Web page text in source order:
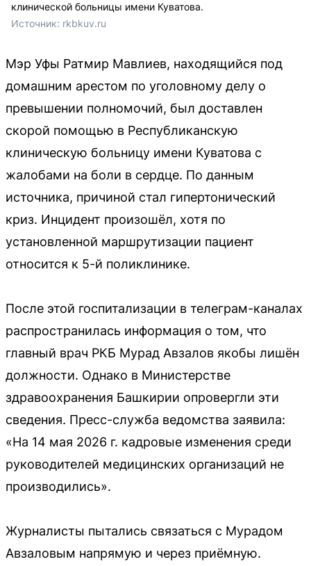
клинической больницы имени Куватова.
Источник: rkbkuv.ru
Мэр Уфы Ратмир Мавлиев, находящийся под
домашним арестом по уголовному делу о
превышении полномочий, был доставлен
скорой помощью в Республиканскую
клиническую больницу имени Куватова с
жалобами на боли в сердце. По данным
источника, причиной стал гипертонический
криз. Инцидент произошёл, хотя по
установленной маршрутизации пациент
относится к 5-й поликлинике.
После этой госпитализации в телеграм-каналах
распространилась информация о том, что
главный врач РКБ Мурад Авзалов якобы лишён
должности. Однако в Министерстве
здравоохранения Башкирии опровергли эти
сведения. Пресс-служба ведомства заявила:
«На 14 мая 2026 г. кадровые изменения среди
руководителей медицинских организаций не
производились».
Журналисты пытались связаться с Мурадом
Авзаловым напрямую и через приёмную.